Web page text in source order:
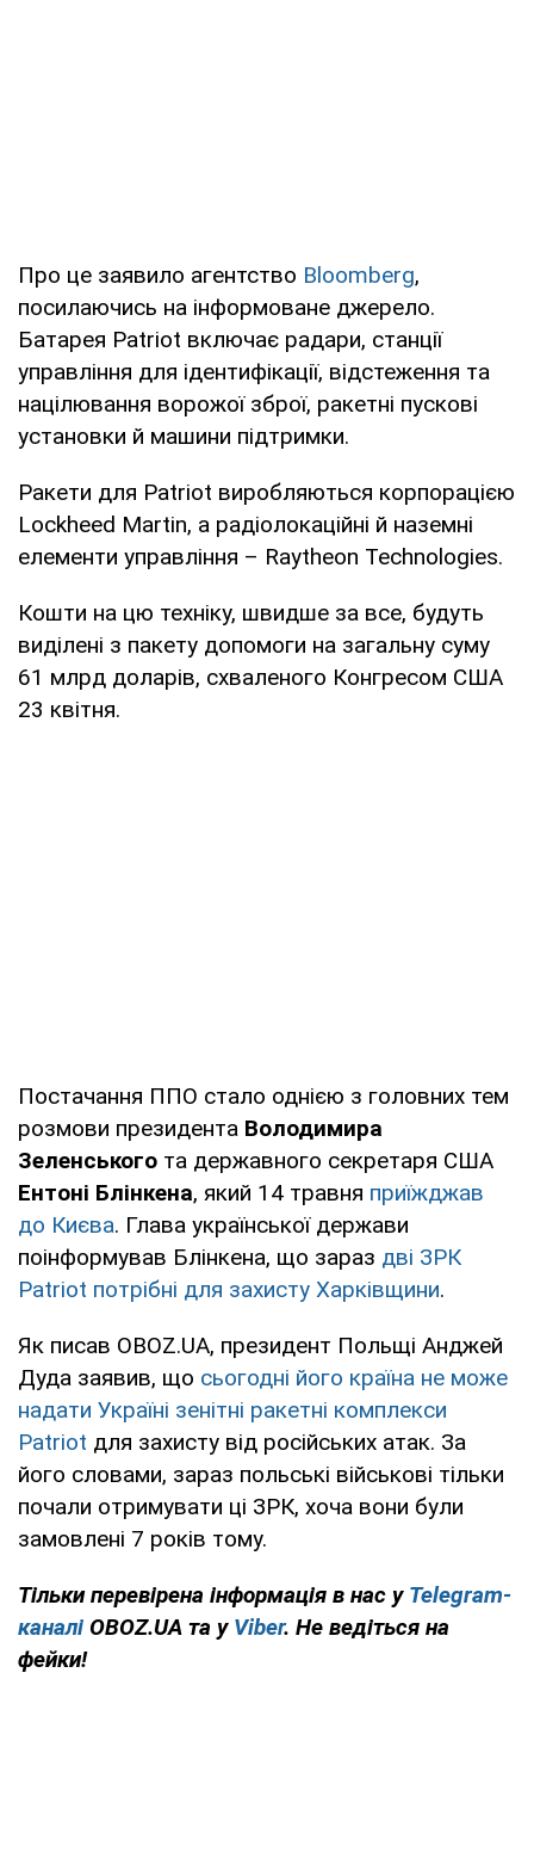
Про це заявило агентство Bloomberg,
посилаючись на інформоване джерело.
Батарея Patriot включає радари, станції
управління для ідентифікації, відстеження та
націлювання ворожої зброї, ракетні пускові
установки й машини підтримки.
Ракети для Patriot виробляються корпорацією
Lockheed Martin, а радіолокаційні й наземні
елементи управління – Raytheon Technologies.
Кошти на цю техніку, швидше за все, будуть
виділені з пакету допомоги на загальну суму
61 ​​млрд доларів, схваленого Конгресом США
23 квітня.
Постачання ППО стало однією з головних тем
розмови президента Володимира
Зеленського та державного секретаря США
Ентоні Блінкена, який 14 травня приїжджав
до Києва. Глава української держави
поінформував Блінкена, що зараз дві ЗРК
Patriot потрібні для захисту Харківщини.
Як писав OBOZ.UA, президент Польщі Анджей
Дуда заявив, що сьогодні його країна не може
надати Україні зенітні ракетні комплекси
Patriot для захисту від російських атак. За
його словами, зараз польські військові тільки
почали отримувати ці ЗРК, хоча вони були
замовлені 7 років тому.
Тільки перевірена інформація в нас у Telegram-
каналі OBOZ.UA та у Viber. Не ведіться на
фейки!